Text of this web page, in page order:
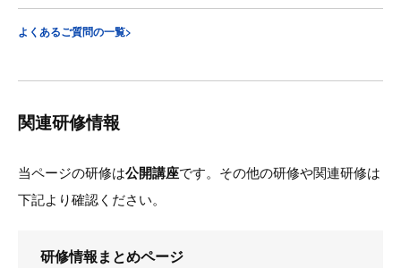
よくあるご質問の一覧>
関連研修情報
当ページの研修は公開講座です。その他の研修や関連研修は
下記より確認ください。
研修情報まとめページ